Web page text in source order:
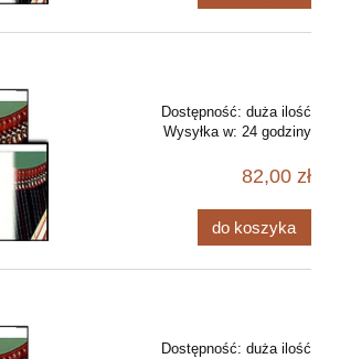
Dostępność: duża ilość
Wysyłka w: 24 godziny
82,00 zł
do koszyka
Dostępność: duża ilość